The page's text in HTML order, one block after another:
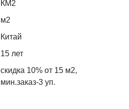
КМ2
м2
Китай
15 лет
скидка 10% от 15 м2,
мин.заказ-3 уп.